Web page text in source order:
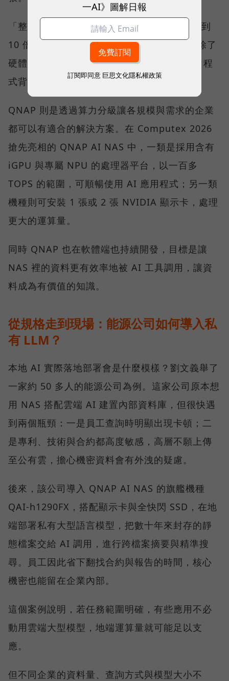
「整體成本可能是過去單獨一台 NAS 的 5 倍到
10 倍，並不是大部分中小企業都能接受。」除了
硬體，使用者還需要 AI 應用的 Know-how、程
式背景與開發資源，這些都是落地成本。
QNAP 則是透過算力分級讓各規模與需求的企業
都可以有適合的解決方案。在 Computex 2026
搶先亮相的 QNAP AI NAS 中，一類是採用含有
iGPU 與專屬 NPU 的處理器平台，以一百多
TOPS 的範圍，可順暢使用 AI 應用程式；另一類
機種則可安裝 1 張或 2 張 NVIDIA 顯示卡，處理
更大的運算量。
同時 QNAP 也在軟體端也持續開發，目標是讓
NAS 裡的資料更有效率地被 AI 工具調用，讓資
料成為有價值的知識。
從規格走到現場：能源公司如何導入私
有 LLM？
本地 AI 實際落地部署會是什麼模樣？劉文義舉了
一家約 50 多人的能源公司為例。這家公司原本想
用 NAS 搭配雲端 AI 建置內部資料庫，但很快遇
到兩個瓶頸：一是員工查詢時明顯出現卡頓；二
是專利、技術與合約都高度敏感，高層不願上傳
至公有雲，擔心機密資料會有外洩的疑慮。
後來，該公司導入 QNAP AI NAS 的旗艦機種
QAI-h1290FX，搭配顯示卡與全快閃 SSD，在地
端部署私有大型語言模型，把數十年來封存的靜
態檔案交給 AI 調用，進行跨檔案摘要與精準搜
尋。員工因此省下翻找合約與報告的時間，核心
機密也能留在企業內部。
這個案例說明，若任務範圍明確，有些應用不必
動用雲端大型模型，地端運算量就可能足以支
應。
但不同企業的資料量、查詢方式與模型大小不
一AI》圖解日報
訂閱即同意 巨思文化隱私權政策